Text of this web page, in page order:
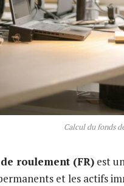
Calcul du fonds
roulement (FR) est
et les actifs